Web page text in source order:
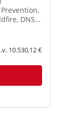
DNS
Con...
10.530,12 €